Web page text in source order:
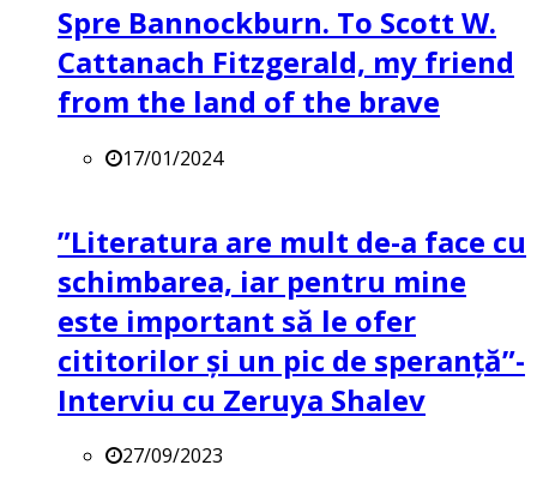
Spre Bannockburn. To Scott W.
Cattanach Fitzgerald, my friend
from the land of the brave
17/01/2024
”Literatura are mult de-a face cu
schimbarea, iar pentru mine
este important să le ofer
cititorilor și un pic de speranță”-
Interviu cu Zeruya Shalev
27/09/2023